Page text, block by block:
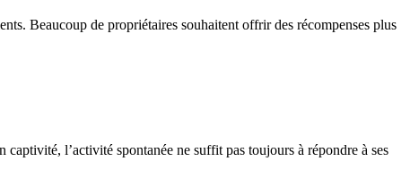
Beaucoup de propriétaires souhaitent offrir des récompenses plus
l’activité spontanée ne suffit pas toujours à répondre à ses